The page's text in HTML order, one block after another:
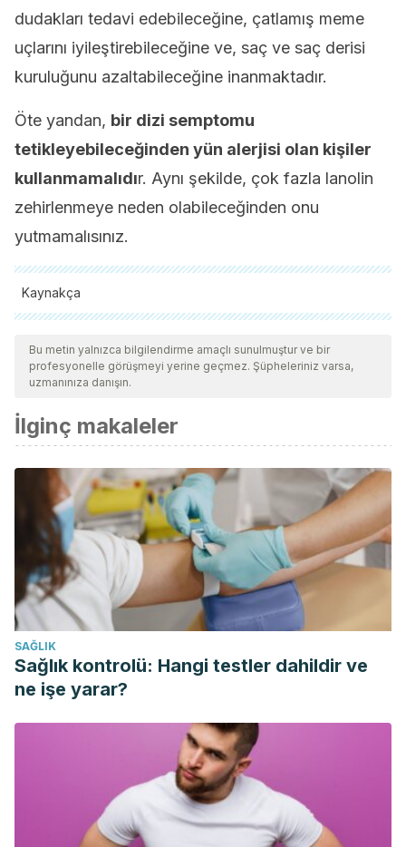
dudakları tedavi edebileceğine, çatlamış meme
uçlarını iyileştirebileceğine ve, saç ve saç derisi
kuruluğunu azaltabileceğine inanmaktadır.
Öte yandan, bir dizi semptomu
tetikleyebileceğinden yün alerjisi olan kişiler
kullanmamalıdır. Aynı şekilde, çok fazla lanolin
zehirlenmeye neden olabileceğinden onu
yutmamalısınız.
Kaynakça
Tüm alıntı yapılan kaynaklar, kalitelerini, güvenilirliklerini,
güncelliklerini ve geçerliliklerini sağlamak için ekibimiz
tarafından derinlemesine incelendi. Bu makalenin bibliyografisi
kabul edildi.
Purnamawati, S., Indrastuti, N., Danarti, R., & Saefudin, T.
(2017). The Role of Moisturizers in Addressing Various
Kinds of Dermatitis: A Review. Clinical medicine & research,
15(3-4), 75–87. https://doi.org/10.3121/cmr.2017.1363
Santos, P. S., Tinôco-Araújo, J. E., Souza, L. M., Ferreira, R.,
Ikoma, M. R., Razera, A. P., & Santos, M. M. (2013). Efficacy
of HPA Lanolin® in treatment of lip alterations related to
chemotherapy. Journal of applied oral science : revista
FOB, 21(2), 163–166. https://doi.org/10.1590/1678-
7757201302308
Wakelin, S. H., Smith, H., White, I. R., Rycroft, R. J., &
McFadden, J. P. (2001). A retrospective analysis of contact
allergy to lanolin. The British journal of dermatology, 145(1),
28–31. https://doi.org/10.1046/j.1365-2133.2001.04277.x
Drugs and Lactation Database (LactMed) [Internet]. Lanolin.
https://www.ncbi.nlm.nih.gov/books/NBK501842/
Bu metin yalnızca bilgilendirme amaçlı sunulmuştur ve bir
profesyonelle görüşmeyi yerine geçmez. Şüpheleriniz varsa,
uzmanınıza danışın.
İlginç makaleler
SAĞLIK
Sağlık kontrolü: Hangi testler dahildir ve
ne işe yarar?